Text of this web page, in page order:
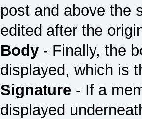
post and above the
edited after the
Body- Finally, the
displayed, which is
Signature- If a
displayed